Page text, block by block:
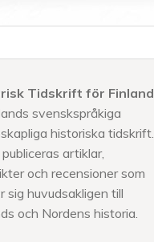
Tidskrift för Finland
svenskspråkiga
historiska tidskrift.
artiklar,
och recensioner som
sig huvudsakligen till
och Nordens historia.